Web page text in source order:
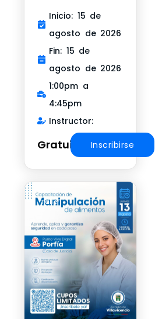
Inicio: 15 de
agosto de 2026
Fin: 15 de
agosto de 2026
1:00pm a
4:45pm
Instructor:
Gratuito Inscribirse
Taller